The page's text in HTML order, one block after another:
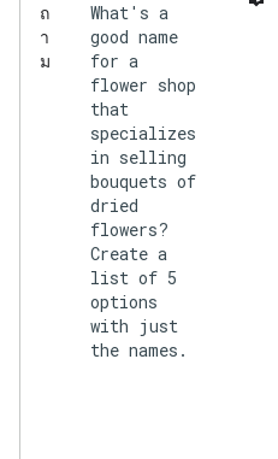
ถ
า
ม
What's a
good name
for a
flower shop
that
specializes
in selling
bouquets of
dried
flowers?
Create a
list of 5
options
with just
the names.